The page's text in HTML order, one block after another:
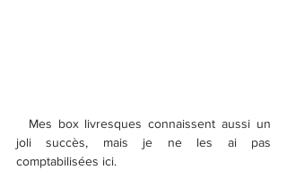
Mes box livresques connaissent aussi un
joli succès, mais je ne les ai pas
comptabilisées ici.